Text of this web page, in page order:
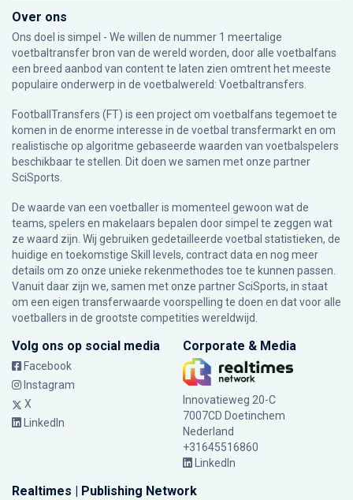
Over ons
Ons doel is simpel - We willen de nummer 1 meertalige
voetbaltransfer bron van de wereld worden, door alle voetbalfans
een breed aanbod van content te laten zien omtrent het meeste
populaire onderwerp in de voetbalwereld: Voetbaltransfers.
FootballTransfers (FT) is een project om voetbalfans tegemoet te
komen in de enorme interesse in de voetbal transfermarkt en om
realistische op algoritme gebaseerde waarden van voetbalspelers
beschikbaar te stellen. Dit doen we samen met onze partner
SciSports
De waarde van een voetballer is momenteel gewoon wat de
teams, spelers en makelaars bepalen door simpel te zeggen wat
ze waard zijn. Wij gebruiken gedetailleerde voetbal statistieken, de
huidige en toekomstige Skill levels, contract data en nog meer
details om zo onze unieke rekenmethodes toe te kunnen passen.
Vanuit daar zijn we, samen met onze partner SciSports, in staat
om een eigen transferwaarde voorspelling te doen en dat voor alle
voetballers in de grootste competities wereldwijd.
Volg ons op social media
Facebook
Instagram
X
LinkedIn
Corporate & Media
Innovatieweg 20-C
7007CD Doetinchem
Nederland
+31645516860
LinkedIn
Realtimes | Publishing Network